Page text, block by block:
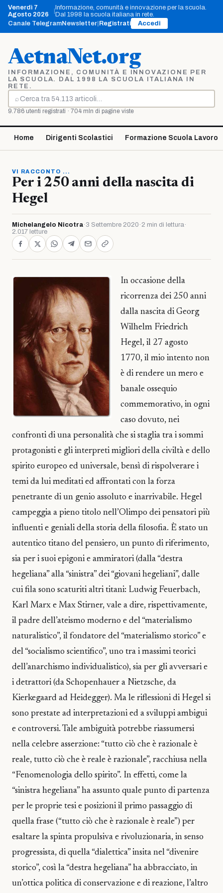
Vai
contenuto
Venerdì 7
Agosto 2026
Informazione, comunità e innovazione per la scuola.
Dal 1998 la scuola italiana in rete.
Canale TelegramNewsletter Registrati Accedi
AetnaNet.org
INFORMAZIONE, COMUNITÀ E INNOVAZIONE PER
LA SCUOLA. DAL 1998 LA SCUOLA ITALIANA IN
RETE.
⌕
Cerca
9.786 utenti registrati · 704 mln di pagine viste
Home Dirigenti Scolastici Formazione Scuola Lavoro
VI RACCONTO ...
Per i 250 anni della nascita di
Hegel
Michelangelo Nicotra· 3 Settembre 2020 · 2 min di lettura·
2.017 letture
In occasione della
ricorrenza dei 250 anni
dalla nascita di Georg
Wilhelm Friedrich
Hegel, il 27 agosto
1770, il mio intento non
è di rendere un mero e
banale ossequio
commemorativo, in ogni
caso dovuto, nei
confronti di una personalità che si staglia tra i sommi
protagonisti e gli interpreti migliori della civiltà e dello
spirito europeo ed universale, bensì di rispolverare i
temi da lui meditati ed affrontati con la forza
penetrante di un genio assoluto e inarrivabile. Hegel
campeggia a pieno titolo nell’Olimpo dei pensatori più
influenti e geniali della storia della filosofia. È stato un
autentico titano del pensiero, un punto di riferimento,
sia per i suoi epigoni e ammiratori (dalla “destra
hegeliana” alla “sinistra” dei “giovani hegeliani”, dalle
cui fila sono scaturiti altri titani: Ludwig Feuerbach,
Karl Marx e Max Stirner, vale a dire, rispettivamente,
il padre dell’ateismo moderno e del “materialismo
naturalistico”, il fondatore del “materialismo storico” e
del “socialismo scientifico”, uno tra i massimi teorici
dell’anarchismo individualistico), sia per gli avversari e
i detrattori (da Schopenhauer a Nietzsche, da
Kierkegaard ad Heidegger). Ma le riflessioni di Hegel si
sono prestate ad interpretazioni ed a sviluppi ambigui
e controversi. Tale ambiguità potrebbe riassumersi
nella celebre asserzione: “tutto ciò che è razionale è
reale, tutto ciò che è reale è razionale”, racchiusa nella
“Fenomenologia dello spirito”. In effetti, come la
“sinistra hegeliana” ha assunto quale punto di partenza
per le proprie tesi e posizioni il primo passaggio di
quella frase (“tutto ciò che è razionale è reale”) per
esaltare la spinta propulsiva e rivoluzionaria, in senso
progressista, di quella “dialettica” insita nel “divenire
storico”, così la “destra hegeliana” ha abbracciato, in
un’ottica politica di conservazione e di reazione, l’altro